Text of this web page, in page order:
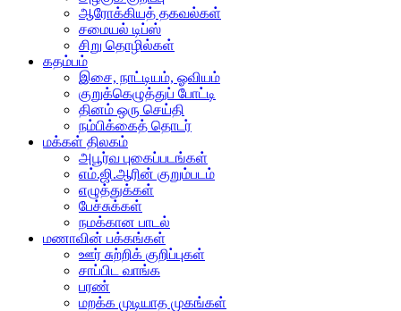
ஆரோக்கியத் தகவல்கள்
சமையல் டிப்ஸ்
சிறு தொழில்கள்
கதம்பம்
இசை, நாட்டியம், ஓவியம்
குறுக்கெழுத்துப் போட்டி
தினம் ஒரு செய்தி
நம்பிக்கைத் தொடர்
மக்கள் திலகம்
அபூர்வ புகைப்படங்கள்
எம்.ஜி.ஆரின் குறும்படம்
எழுத்துக்கள்
பேச்சுக்கள்
நமக்கான பாடல்
மணாவின் பக்கங்கள்
ஊர் சுற்றிக் குறிப்புகள்
சாப்பிட வாங்க
பரண்
மறக்க முடியாத முகங்கள்